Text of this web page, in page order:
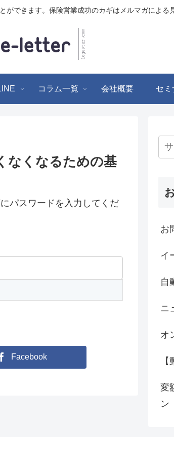
できます。保険営業成功のカギはメルマガによる
コラム一覧 会社概要 セミ
なくなるための基
パスワードを入力してくだ
Facebook
お
イ
自
ニ
オ
変
ン